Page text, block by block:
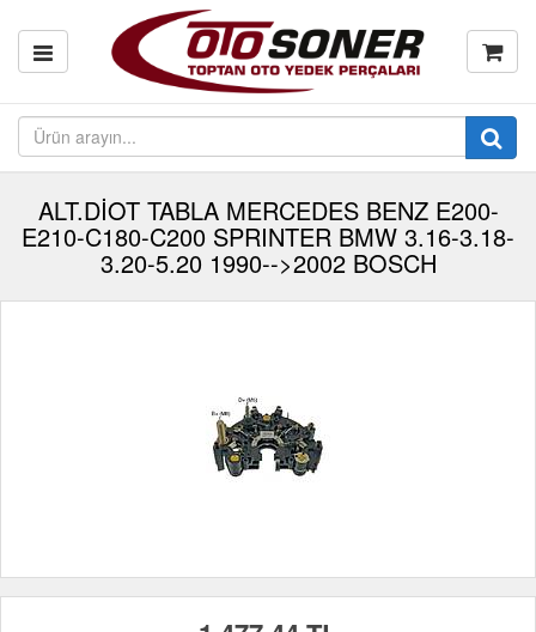
ALT.DİOT TABLA MERCEDES BENZ E200-
E210-C180-C200 SPRINTER BMW 3.16-3.18-
3.20-5.20 1990-->2002 BOSCH